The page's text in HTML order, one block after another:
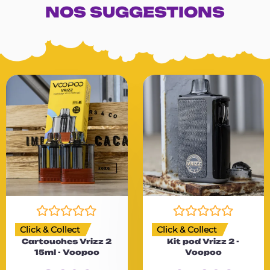
NOS SUGGESTIONS
N
o
t
e
Click & Collect
Cartouches Vrizz 2
15ml - Voopoo
N
o
Click & Collect
Kit pod Vrizz 2 -
Voopoo